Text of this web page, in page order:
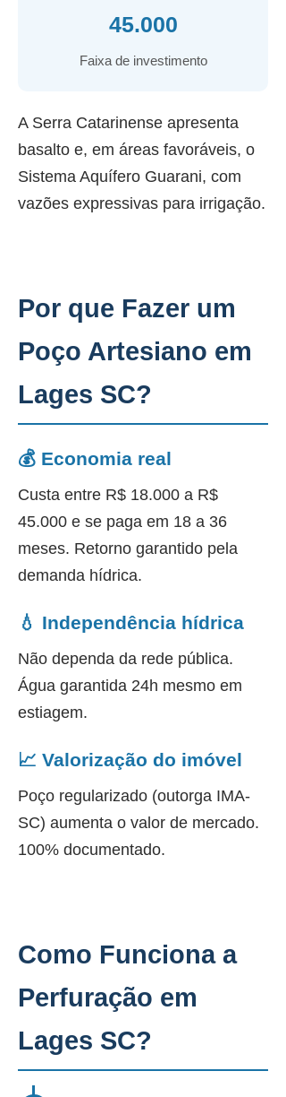
45.000
Faixa de investimento
A Serra Catarinense apresenta
basalto e, em áreas favoráveis, o
Sistema Aquífero Guarani, com
vazões expressivas para irrigação.
Por que Fazer um
Poço Artesiano em
Lages SC?
💰 Economia real
Custa entre R$ 18.000 a R$
45.000 e se paga em 18 a 36
meses. Retorno garantido pela
demanda hídrica.
💧 Independência hídrica
Não dependa da rede pública.
Água garantida 24h mesmo em
estiagem.
📈 Valorização do imóvel
Poço regularizado (outorga IMA-
SC) aumenta o valor de mercado.
100% documentado.
Como Funciona a
Perfuração em
Lages SC?